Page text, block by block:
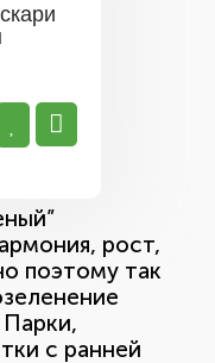
рост,
поэтому так
с ранней